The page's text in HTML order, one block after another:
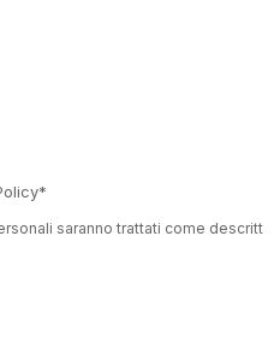
saranno trattati come descritto